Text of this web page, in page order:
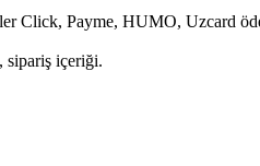
Click, Payme, HUMO, Uzcard
sipariş içeriği.